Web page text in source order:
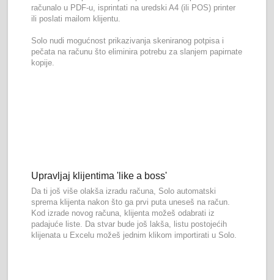
računalo u PDF-u, isprintati na uredski A4 (ili POS) printer
ili poslati mailom klijentu.
Solo nudi mogućnost prikazivanja skeniranog potpisa i
pečata na računu što eliminira potrebu za slanjem papirnate
kopije.
Upravljaj klijentima 'like a boss'
Da ti još više olakša izradu računa, Solo automatski
sprema klijenta nakon što ga prvi puta uneseš na račun.
Kod izrade novog računa, klijenta možeš odabrati iz
padajuće liste. Da stvar bude još lakša, listu postojećih
klijenata u Excelu možeš jednim klikom importirati u Solo.